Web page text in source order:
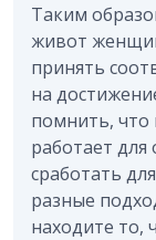
Таким
живот
принять
на
помнить, что
работает
сработать
разные
находите то,